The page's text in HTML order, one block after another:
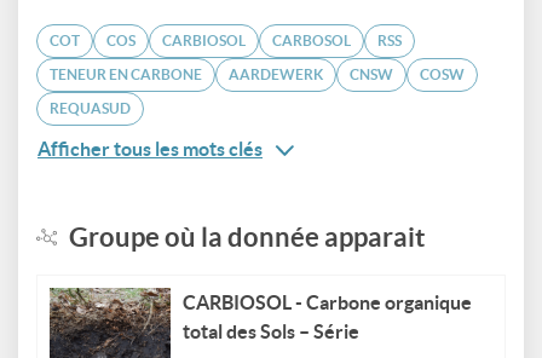
COT COS CARBIOSOL CARBOSOL RSS
TENEUR EN CARBONE AARDEWERK CNSW COSW
REQUASUD
Afficher tous les mots clés
Groupe où la donnée apparait
CARBIOSOL - Carbone organique
total des Sols – Série